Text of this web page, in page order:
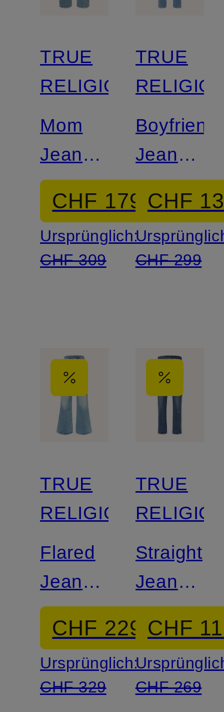
TRUE
RELIGION
Mom
Jeans
HOPE
CHF 179
Ursprünglich:
CHF 309
TRUE
Boyfriend
Jeans
LIV
CHF
CHF 299
TRUE
RELIGION
Flared
Jeans
MIJA
CHF 229
Ursprünglich:
CHF 329
TRUE
Straight
Jeans
KATE
CHF
CHF 269